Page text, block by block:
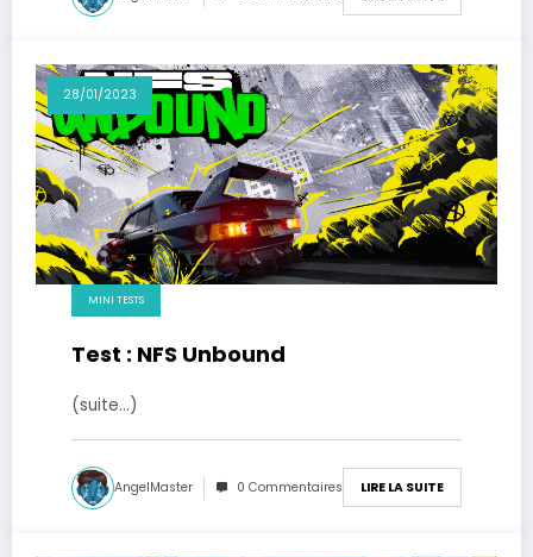
28/01/2023
MINI TESTS
Test : NFS Unbound
(suite…)
AngelMaster 0 Commentaires LIRE LA SUITE